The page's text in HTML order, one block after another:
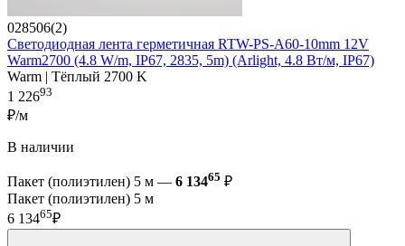
028506(2)
Светодиодная лента герметичная RTW-PS-A60-10mm 12V
Warm2700 (4.8 W/m, IP67, 2835, 5m) (Arlight, 4.8 Вт/м, IP67)
Warm | Тёплый 2700 K
1 22693
₽/м
В наличии
Пакет (полиэтилен) 5 м — 6 13465 ₽
Пакет (полиэтилен) 5 м
6 13465₽